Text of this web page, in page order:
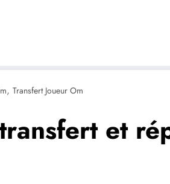
, Transfert Joueur Om
et